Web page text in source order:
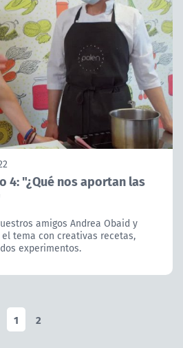
4: "¿Qué nos aportan las
amigos Andrea Obaid y
tema con creativas recetas,
experimentos.
1 2